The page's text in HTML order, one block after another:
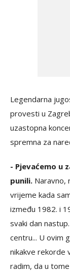
Legendarna
provesti u
uzastopna
spremna za
- Pjevaćemo u
punili. Naravno,
vrijeme kada
između 1982. i
svaki dan
centru... U ovim
nikakve rekorde
radim, da u